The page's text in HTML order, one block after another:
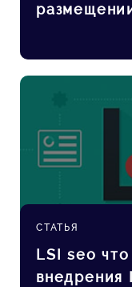
СТАТЬЯ
LSI seo
внедрения